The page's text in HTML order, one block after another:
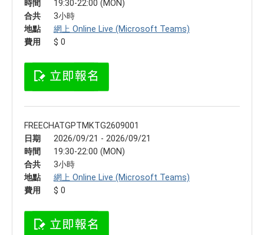
時間
19:30-22:00 (MON)
合共
3小時
地點
網上 Online Live (Microsoft Teams)
費用
$ 0
FREECHATGPTMKTG2609001
日期
2026/09/21 - 2026/09/21
時間
19:30-22:00 (MON)
合共
3小時
地點
網上 Online Live (Microsoft Teams)
費用
$ 0